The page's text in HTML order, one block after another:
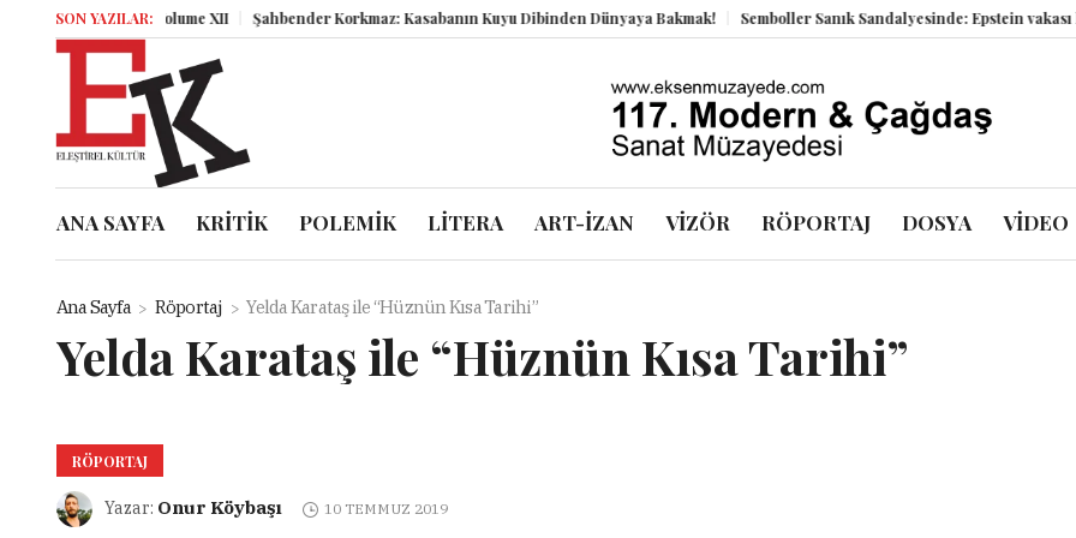
SON YAZILAR:
Miz Volume XII Şahbender Korkmaz: Kasabanın Kuyu Dibinden Dünyaya Bakmak! Semboller Sanık Sandalyesinde: Epstein vakası kadim
ANA SAYFA KRİTİK POLEMİK LİTERA ART-İZAN VİZÖR RÖPORTAJ DOSYA VİDEO
Ana Sayfa Röportaj Yelda Karataş ile “Hüznün Kısa Tarihi”
Yelda Karataş ile “Hüznün Kısa Tarihi”
RÖPORTAJ
Yazar: Onur Köybaşı 10 TEMMUZ 2019